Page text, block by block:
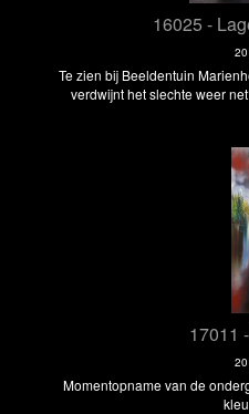
16025 -
Te zien bij Beeldentuin
verdwijnt het slechte weer
17011
Momentopname van de